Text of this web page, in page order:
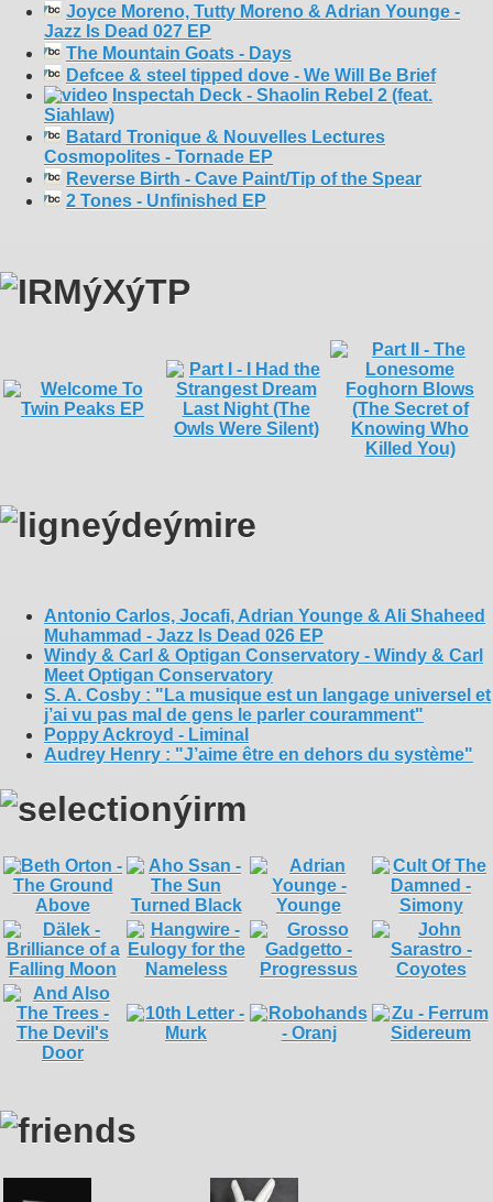
Joyce Moreno, Tutty Moreno & Adrian Younge -
Jazz Is Dead 027 EP
The Mountain Goats - Days
Defcee & steel tipped dove - We Will Be Brief
Inspectah Deck - Shaolin Rebel 2 (feat.
Siahlaw)
Batard Tronique & Nouvelles Lectures
Cosmopolites - Tornade EP
Reverse Birth - Cave Paint/Tip of the Spear
2 Tones - Unfinished EP
Antonio Carlos, Jocafi, Adrian Younge & Ali Shaheed
Muhammad - Jazz Is Dead 026 EP
Windy & Carl & Optigan Conservatory - Windy & Carl
Meet Optigan Conservatory
S. A. Cosby : "La musique est un langage universel et
j’ai vu pas mal de gens le parler couramment"
Poppy Ackroyd - Liminal
Audrey Henry : "J’aime être en dehors du système"